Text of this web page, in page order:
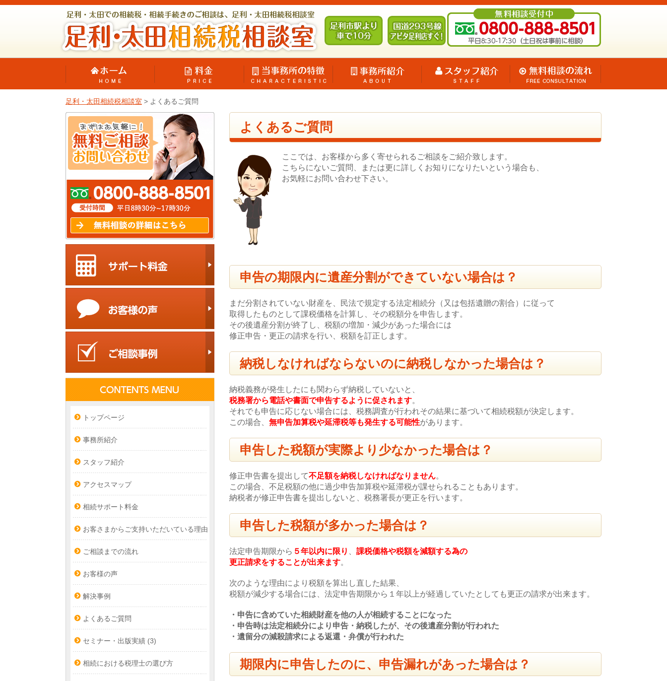
足利・太田相続税相談室 > よくあるご質問
よくあるご質問
ここでは、お客様から多く寄せられるご相談をご紹介致します。
こちらにないご質問、または更に詳しくお知りになりたいという場合も、
お気軽にお問い合わせ下さい。
申告の期限内に遺産分割ができていない場合は？
まだ分割されていない財産を、民法で規定する法定相続分（又は包括遺贈の割合）に従って
取得したものとして課税価格を計算し、その税額分を申告します。
その後遺産分割が終了し、税額の増加・減少があった場合には
修正申告・更正の請求を行い、税額を訂正します。
納税しなければならないのに納税しなかった場合は？
納税義務が発生したにも関わらず納税していないと、
税務署から電話や書面で申告するように促されます。
それでも申告に応じない場合には、税務調査が行われその結果に基づいて相続税額が決定します。
この場合、 無申告加算税や延滞税等も発生する可能性があります。
申告した税額が実際より少なかった場合は？
修正申告書を提出して不足額を納税しなければなりません。
この場合、不足税額の他に過少申告加算税や延滞税が課せられることもあります。
納税者が修正申告書を提出しないと、税務署長が更正を行います。
申告した税額が多かった場合は？
法定申告期限から ５年以内に限り
課税価格や税額を減額する為の
更正請求をすることが出来ます。
次のような理由により税額を算出し直した結果、
税額が減少する場合には、法定申告期限から１年以上が経過していたとしても更正の請求が出来ます。
・申告に含めていた相続財産を他の人が相続することになった
・申告時は法定相続分により申告・納税したが、その後遺産分割が行われた
・遺留分の減殺請求による返還・弁償が行われた
期限内に申告したのに、申告漏れがあった場合は？
トップページ
事務所紹介
スタッフ紹介
アクセスマップ
相続サポート料金
お客さまからご支持いただいている理由
ご相談までの流れ
お客様の声
解決事例
よくあるご質問
セミナー・出版実績 (3)
相続における税理士の選び方